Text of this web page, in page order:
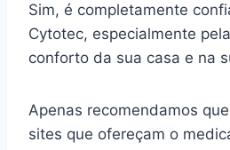
Sim, é completamente
Cytotec, especialmente
conforto da sua casa e na
Apenas recomendamos
sites que ofereçam o